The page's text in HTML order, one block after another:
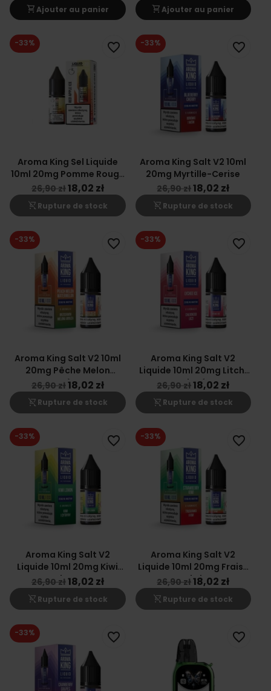
shopping_cartAjouter au panier shopping_cartAjouter au panier
Aroma King Sel Liquide
10ml 20mg Pomme Rouge
Glacée
26,90 zł18,02 zł
shopping_cart_off Rupture de stock
-33% favorite_border
Aroma King Salt V2 10ml
20mg Myrtille-Cerise
26,90 zł18,02 zł
shopping_cart_off Rupture de stock
-33% favorite_border
Aroma King Salt V2 10ml
20mg Pêche Melon
Pastèque
26,90 zł18,02 zł
shopping_cart_off Rupture de stock
-33% favorite_border
Aroma King Salt V2
Liquide 10ml 20mg Litchi
Glacé
26,90 zł18,02 zł
shopping_cart_off Rupture de stock
-33% favorite_border
Aroma King Salt V2
Liquide 10ml 20mg Kiwi
Citron
26,90 zł18,02 zł
shopping_cart_off Rupture de stock
-33% favorite_border
Aroma King Salt V2
Liquide 10ml 20mg Fraise
Kiwi
26,90 zł18,02 zł
shopping_cart_off Rupture de stock
-33% favorite_border
-33% favorite_border favorite_border